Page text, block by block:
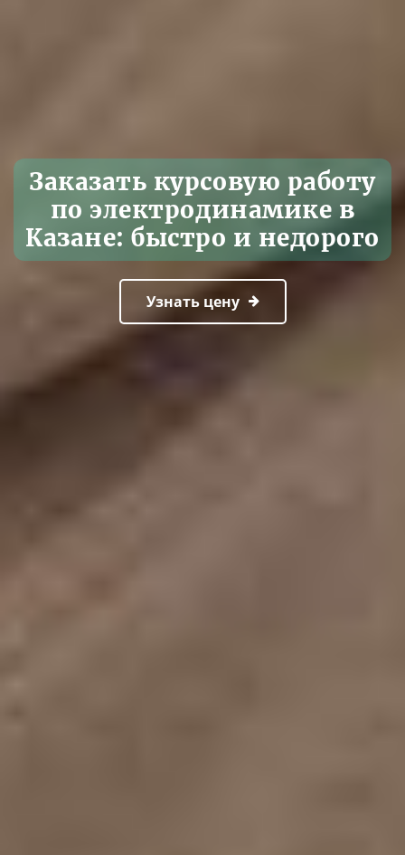
Заказать курсовую работу
по электродинамике в
Казане: быстро и недорого
Узнать цену